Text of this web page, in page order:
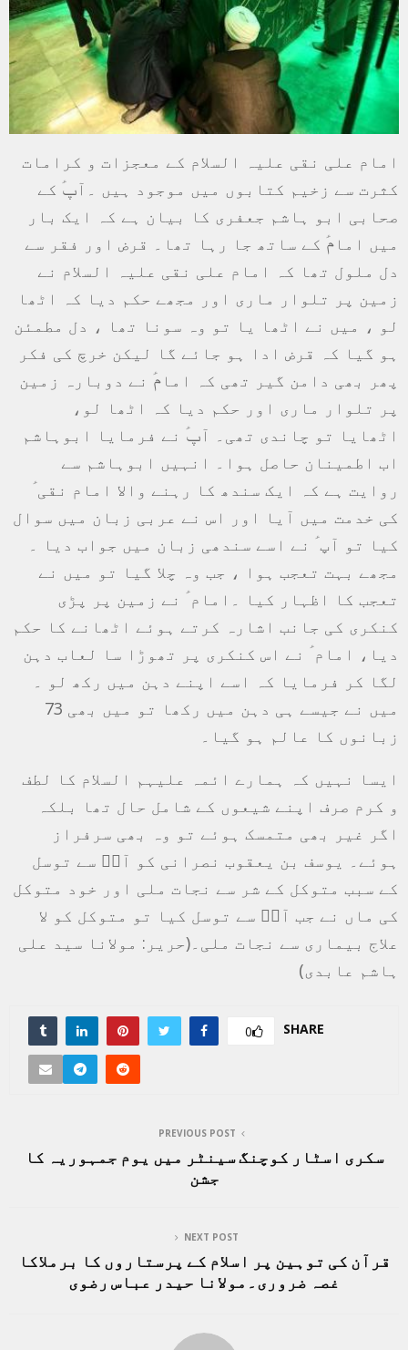
امام علی نقی علیہ السلام کے معجزات و کرامات
کثرت سے زخیم کتابوں میں موجود ہیں ۔آپؑ کے
صحابی ابو ہاشم جعفری کا بیان ہے کہ ایک بار
میں امامؑ کے ساتھ جا رہا تھا۔ قرض اور فقر سے
دل ملول تھا کہ امام علی نقی علیہ السلام نے
زمین پر تلوار ماری اور مجھے حکم دیا کہ اٹھا
لو ، میں نے اٹھا یا تو وہ سونا تھا ، دل مطمئن
ہو گیا کہ قرض ادا ہو جائے گا لیکن خرچ کی فکر
پھر بھی دامن گیر تھی کہ امامؑ نے دوبارہ زمین
پر تلوار ماری اور حکم دیا کہ اٹھا لو،
اٹھایا تو چاندی تھی۔ آپؑ نے فرمایا ابوہاشم
اب اطمینان حاصل ہوا۔ انہیں ابوہاشم سے
روایت ہے کہ ایک سندھ کا رہنے والا امام نقی ؑ
کی خدمت میں آیا اور اس نے عربی زبان میں سوال
کیا تو آپ ؑ نے اسے سندھی زبان میں جواب دیا ۔
مجھے بہت تعجب ہوا ، جب وہ چلا گیا تو میں نے
تعجب کا اظہار کیا ۔امام ؑ نے زمین پر پڑی
کنکری کی جانب اشارہ کرتے ہوئے اٹھانے کا حکم
دیا، امام ؑ نے اس کنکری پر تھوڑا سا لعاب دہن
لگا کر فرمایا کہ اسے اپنے دہن میں رکھ لو ۔
میں نے جیسے ہی دہن میں رکھا تو میں بھی 73
زبانوں کا عالم ہو گیا۔
ایسا نہیں کہ ہمارے ائمہ علیہم السلام کا لطف
و کرم صرف اپنے شیعوں کے شامل حال تھا بلکہ
اگر غیر بھی متمسک ہوئے تو وہ بھی سرفراز
ہوئے۔ یوسف بن یعقوب نصرانی کو آپؑ سے توسل
کے سبب متوکل کے شر سے نجات ملی اور خود متوکل
کی ماں نے جب آپؑ سے توسل کیا تو متوکل کو لا
علاج بیماری سے نجات ملی۔(حریر: مولانا سید علی
ہاشم عابدی)
SHARE
0
PREVIOUS POST
سکری اسٹار کوچنگ سینٹر میں یوم جمہوریہ کا
جشن
NEXT POST
قرآن کی توہین پر اسلام کے پرستاروں کا برملاکا
غصہ ضروری۔مولانا حیدر عباس رضوی